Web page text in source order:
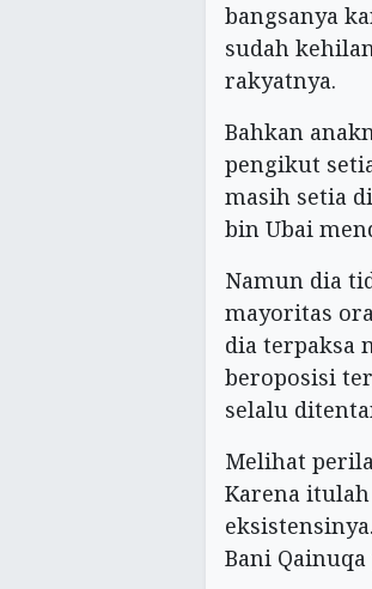
bangsanya
sudah
rakyatnya.
Bahkan
pengikut
masih setia
bin Ubai
Namun dia
mayoritas
dia terpaksa
beroposisi
selalu
Melihat
Karena
Bani